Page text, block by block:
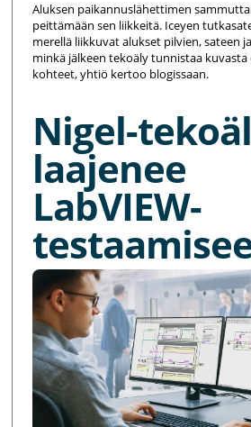
Aluksen paikannuslähettimen
peittämään sen liikkeitä. Iceyen
merellä liikkuvat alukset pilvien, sateen
minkä jälkeen tekoäly tunnistaa
kohteet, yhtiö kertoo blogissaan.
Nigel-
laajenee
LabVIEW-